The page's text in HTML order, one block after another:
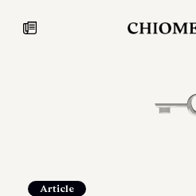
Article